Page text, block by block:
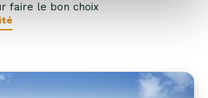
faire le bon choix